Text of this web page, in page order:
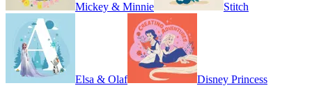
Mickey & Minnie Stitch
Elsa & Olaf Disney Princess